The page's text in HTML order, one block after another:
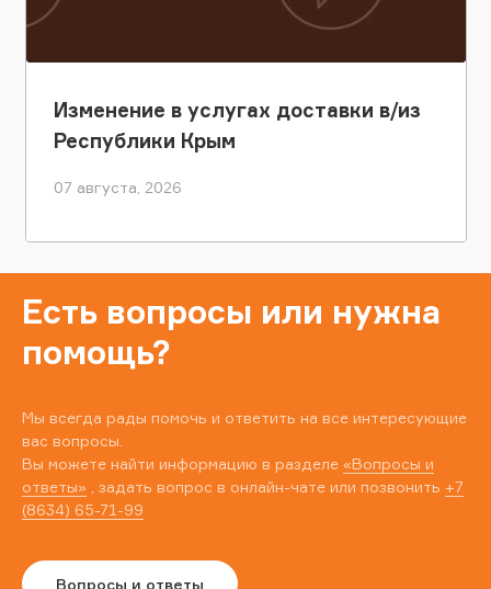
Изменение в услугах доставки в/из
Республики Крым
07 августа, 2026
Есть вопросы или нужна
помощь?
Мы всегда рады помочь и ответить на все интересующие
вас вопросы.
Вы можете найти информацию в разделе «Вопросы и
ответы» , задать вопрос в онлайн-чате или позвонить +7
(8634) 65-71-99
Вопросы и ответы